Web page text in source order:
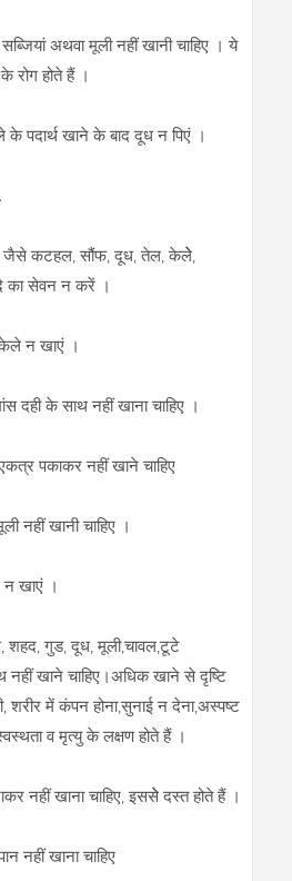
अथवा मूली नहीं खानी चाहिए । ये
रोग होते हैं ।
के पदार्थ खाने के बाद दूध न पिएं ।
जैसे कटहल, सौंफ, दूध, तेल, केलेे,
का सेवन न करें ।
न खाएं ।
दही के साथ नहीं खाना चाहिए ।
पकाकर नहीं खाने चाहिए
नहीं खानी चाहिए ।
खाएं ।
शहद, गुड, दूध, मूली,चावल,टूटे
खाने चाहिए।अधिक खाने से दृष्टि
शरीर में कंपन होना,सुनाई न देना,अस्‍पष्‍ट
व मृत्‍यु के लक्षण होते हैं ।
नहीं खाना चाहिए, इससेे दस्‍त होते हैं ।
नहीं खाना चाहिए